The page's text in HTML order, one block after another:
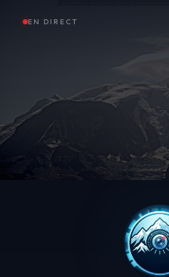
EN DIRECT